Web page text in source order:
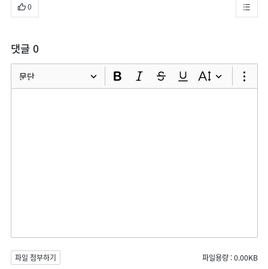
0
댓글0
문단
파일 첨부하기 파일용량:0.00KB